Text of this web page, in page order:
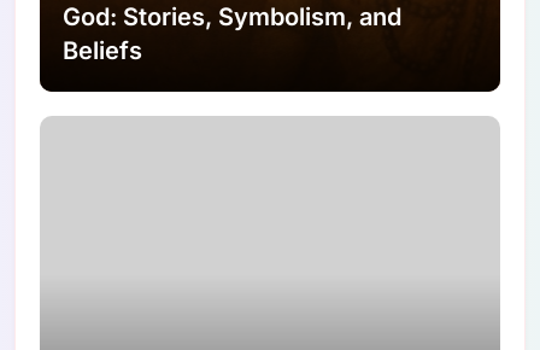
God: Stories, Symbolism, and
Beliefs